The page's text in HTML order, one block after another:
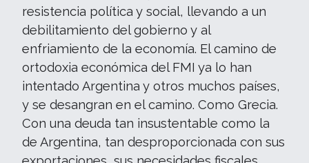
resistencia política y social, llevando a un
debilitamiento del gobierno y al
enfriamiento de la economía. El camino de
ortodoxia económica del FMI ya lo han
intentado Argentina y otros muchos países,
y se desangran en el camino. Como Grecia.
Con una deuda tan insustentable como la
de Argentina, tan desproporcionada con sus